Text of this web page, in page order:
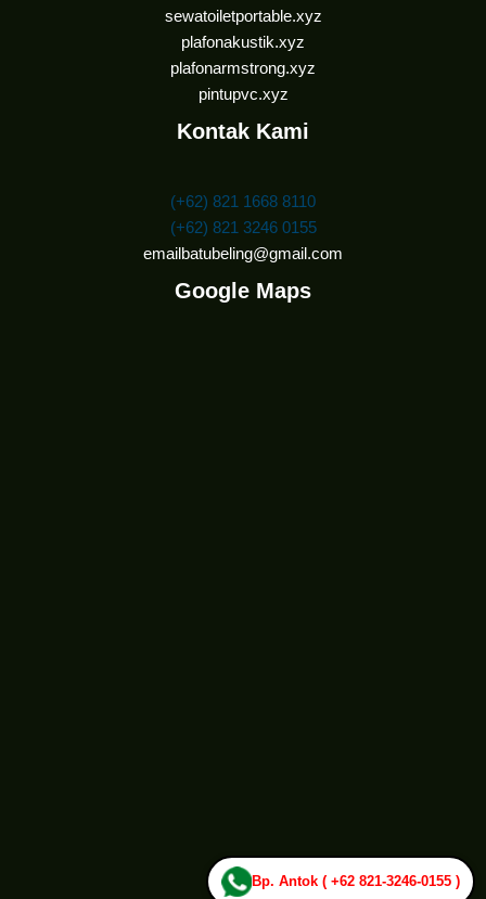
Bp. Antok ( +62 821-3246-0155 )
sewatoiletportable.xyz
plafonakustik.xyz
plafonarmstrong.xyz
pintupvc.xyz
Kontak Kami
(+62) 821 1668 8110
(+62) 821 3246 0155
emailbatubeling@gmail.com
Google Maps